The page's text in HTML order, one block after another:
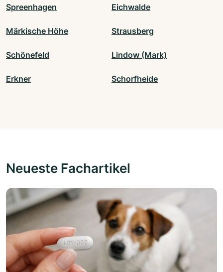
Spreenhagen Eichwalde
Märkische Höhe Strausberg
Schönefeld Lindow (Mark)
Erkner Schorfheide
Neueste Fachartikel